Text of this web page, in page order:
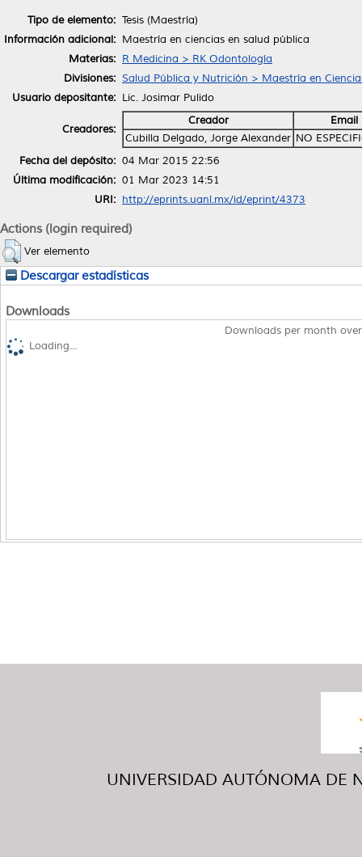
Tipo de elemento: Tesis (Maestría)
Información adicional: Maestría en ciencias en salud pública
Materias: R Medicina > RK Odontología
Divisiones: Salud Pública y Nutrición > Maestría en
Usuario depositante: Lic. Josimar Pulido
Creadores:
Creador
Email
Cubilla Delgado, Jorge Alexander NO
Fecha del depósito: 04 Mar 2015 22:56
Última modificación: 01 Mar 2023 14:51
URI: http://eprints.uanl.mx/id/eprint/4373
Actions (login required)
Ver elemento
Descargar estadísticas
Downloads
Downloads per month
Loading...
UNIVERSIDAD AUTÓNOMA DE